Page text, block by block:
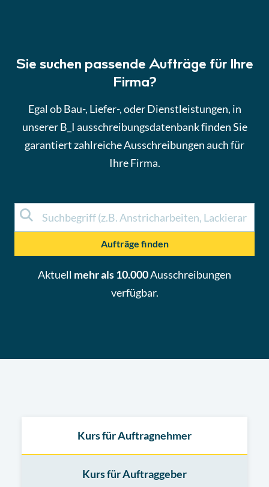
Sie suchen passende Aufträge für Ihre
Firma?
Egal ob Bau-, Liefer-, oder Dienstleistungen, in
unserer B_I ausschreibungsdatenbank finden Sie
garantiert zahlreiche Ausschreibungen auch für
Ihre Firma.
Aufträge finden
Aktuell mehr als 10.000Ausschreibungen
verfügbar.
Kurs für Auftragnehmer
Kurs für Auftraggeber